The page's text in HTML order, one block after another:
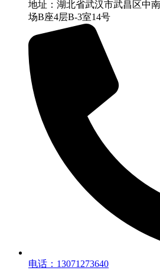
地址：湖北省武汉市武昌区中
场B座4层B-3室14号
电话：13071273640